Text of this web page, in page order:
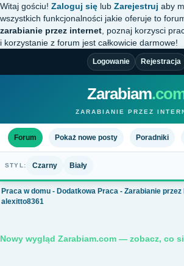
Witaj gościu! Zaloguj się lub Zarejestruj aby
wszystkich funkcjonalności jakie oferuje to
zarabianie przez internet , poznaj korzysci
i korzystanie z forum jest całkowicie darmowe!
Logowanie Rejestracja
Zarabiam
ZARABIANIE PRZEZ
Forum Pokaż nowe posty Poradniki
STYL: Czarny Biały
Praca w domu - Dodatkowa Praca - Zarabianie przez
alexitto8361
Nowy wygląd Zarabiam.com — zobacz, co